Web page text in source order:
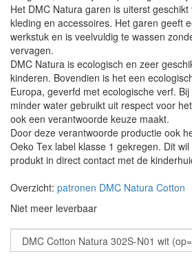
Het DMC Natura garen is uiterst
kleding en accessoires. Het garen geeft
werkstuk en is veelvuldig te wassen
vervagen.
DMC Natura is ecologisch en zeer
kinderen. Bovendien is het een
Europa, geverfd met ecologische verf.
minder water gebruikt uit respect voor
ook een verantwoorde keuze maakt.
Door deze verantwoorde productie ook
Oeko Tex label klasse 1 gekregen. Dit
produkt in direct contact met de
Overzicht: patronen DMC Natura Cotton
Niet meer leverbaar